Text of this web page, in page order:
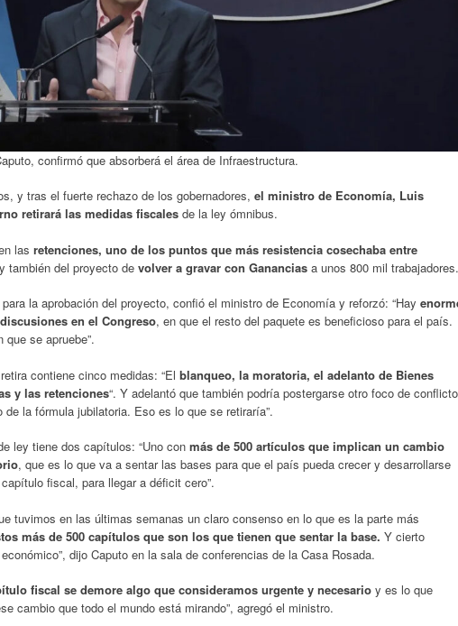
confirmó que absorberá el área de Infraestructura.
y tras el fuerte rechazo de los gobernadores, el ministro de Economía, Luis
retirará las medidas fiscales de la ley ómnibus.
las retenciones, uno de los puntos que más resistencia cosechaba entre
también del proyecto de volver a gravar con Ganancias a unos 800 mil trabajadores.
la aprobación del proyecto, confió el ministro de Economía y reforzó: “Hay
en el Congreso, en que el resto del paquete es beneficioso para el país.
se apruebe”.
contiene cinco medidas: “El blanqueo, la moratoria, el adelanto de Bienes
y las retenciones“. Y adelantó que también podría postergarse otro foco de
de la fórmula jubilatoria. Eso es lo que se retiraría”.
ley tiene dos capítulos: “Uno con más de 500 artículos que implican un cambio
, que es lo que va a sentar las bases para que el país pueda crecer y desarrollarse
fiscal, para llegar a déficit cero”.
tuvimos en las últimas semanas un claro consenso en lo que es la parte más
más de 500 capítulos que son los que tienen que sentar la base. Y cierto
dijo Caputo en la sala de conferencias de la Casa Rosada.
fiscal se demore algo que consideramos urgente y necesario y es lo que
cambio que todo el mundo está mirando”, agregó el ministro.